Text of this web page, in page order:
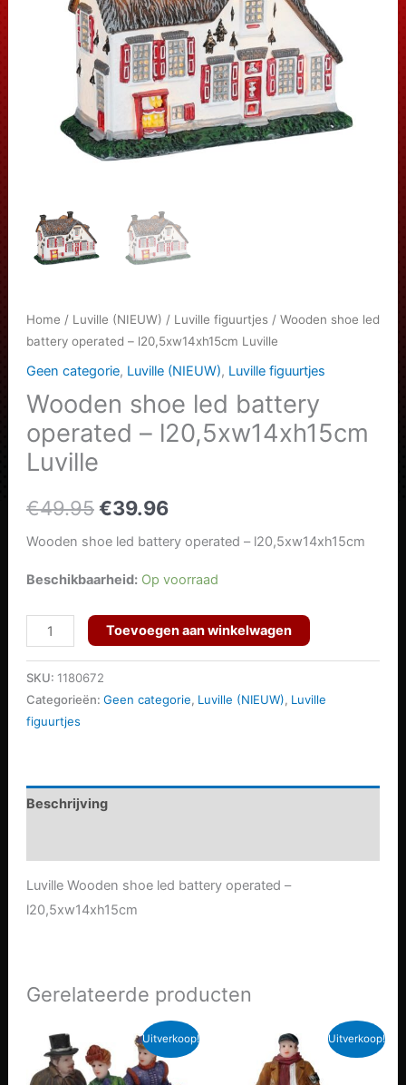
Home / Luville (NIEUW) / Luville figuurtjes/ Wooden shoe led
battery operated – l20,5xw14xh15cm Luville
Geen categorie, Luville (NIEUW), Luville figuurtjes
Wooden shoe led battery
operated – l20,5xw14xh15cm
Luville
€49.95Oorspronkelijke
prijs
was:
€49.95.
€39.96Huidige
prijs
is:
€39.96.
Wooden shoe led battery operated – l20,5xw14xh15cm
Beschikbaarheid: Op voorraad
Wooden
shoe
led
battery
operated
Luville
Toevoegen aan winkelwagen
SKU: 1180672
Categorieën: Geen categorie, Luville (NIEUW), Luville
figuurtjes
Beschrijving
Luville Wooden shoe led battery operated –
l20,5xw14xh15cm
Gerelateerde producten
Uitverkoop! Uitverkoop!